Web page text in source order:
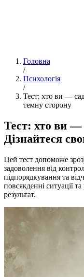
Головна
/
Психологія
/
Тест: хто ви —
темну сторону
Тест: хто ви —
Дізнайтеся
Цей тест допоможе
задоволення від
підпорядкування та
повсякденні ситуації
результат.